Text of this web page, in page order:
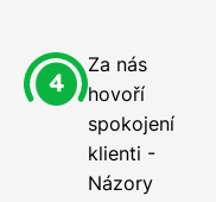
Za nás
hovoří
spokojení
klienti -
Názory